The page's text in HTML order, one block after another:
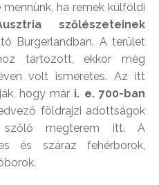
ha remek külföldi
szőlészeteinek
Burgerlandban. A terület
tartozott, ekkor még
volt ismeretes. Az itt
hogy már i. e. 700-ban
földrajzi adottságok
megterem itt. A
és száraz fehérborok,